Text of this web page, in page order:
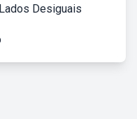
Desiguais